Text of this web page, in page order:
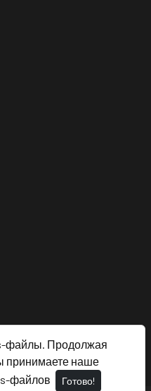
файлы. Продолжая
принимаете наше
файлов
Готово!